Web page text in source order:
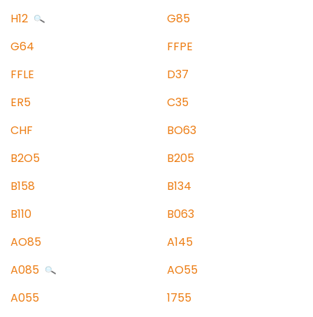
H12
G85
G64
FFPE
FFLE
D37
ER5
C35
CHF
BO63
B2O5
B205
B158
B134
B110
B063
AO85
A145
A085
AO55
A055
1755